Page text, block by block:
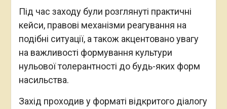
Під час заходу були розглянуті практичні
кейси, правові механізми реагування на
подібні ситуації, а також акцентовано увагу
на важливості формування культури
нульової толерантності до будь-яких форм
насильства.
Захід проходив у форматі відкритого діалогу